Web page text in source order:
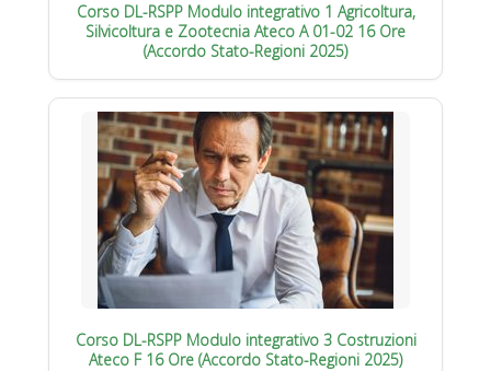
Corso DL-RSPP Modulo integrativo 1 Agricoltura,
Silvicoltura e Zootecnia Ateco A 01-02 16 Ore
(Accordo Stato-Regioni 2025)
Corso DL-RSPP Modulo integrativo 3 Costruzioni
Ateco F 16 Ore (Accordo Stato-Regioni 2025)